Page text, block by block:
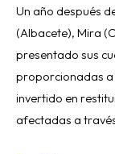
Un año después
(Albacete), Mira
presentado sus
proporcionadas a
invertido en
afectadas a